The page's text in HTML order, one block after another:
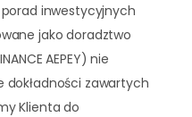
inwestycyjnych
jako doradztwo
AEPEY) nie
dokładności zawartych
Klienta do